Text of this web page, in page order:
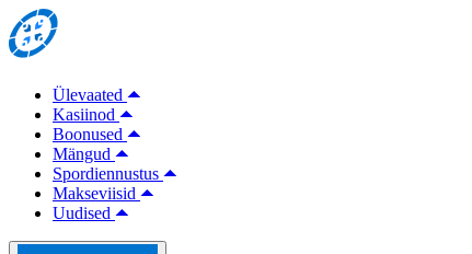
Ülevaated
Kasiinod
Boonused
Mängud
Spordiennustus
Makseviisid
Uudised